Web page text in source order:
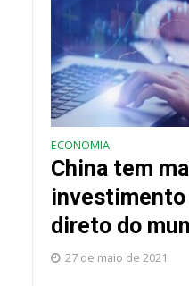
ECONOMIA
China tem
direto do
27 de maio de 2021